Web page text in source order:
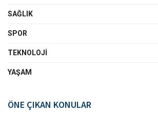
SAĞLIK
SPOR
TEKNOLOJI
YAŞAM
ÖNE ÇIKAN KONULAR